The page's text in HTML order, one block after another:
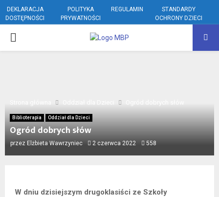
DEKLARACJA
DOSTĘPNOŚCI
POLITYKA
PRYWATNOŚCI
REGULAMIN
STANDARDY
OCHRONY DZIECI
PRIMARY
Biblioterapia Oddział dla Dzieci
Ogród dobrych słów
przez Elżbieta Wawrzyniec 2 czerwca 2022 558
W dniu dzisiejszym drugoklasiści ze Szkoły